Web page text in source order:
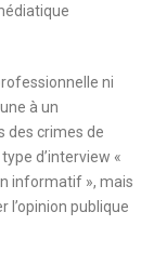
ni
à un
des crimes de
d’interview «
informatif », mais
l’opinion publique